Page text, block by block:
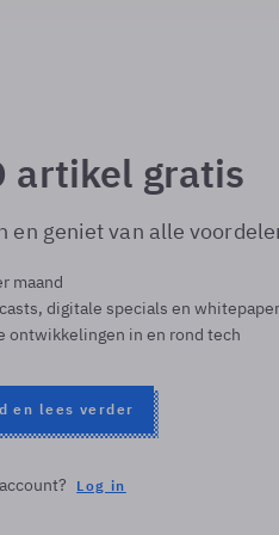
artikel gratis
en geniet van alle
maand
digitale specials en
in en rond tech
en lees verder
Log in